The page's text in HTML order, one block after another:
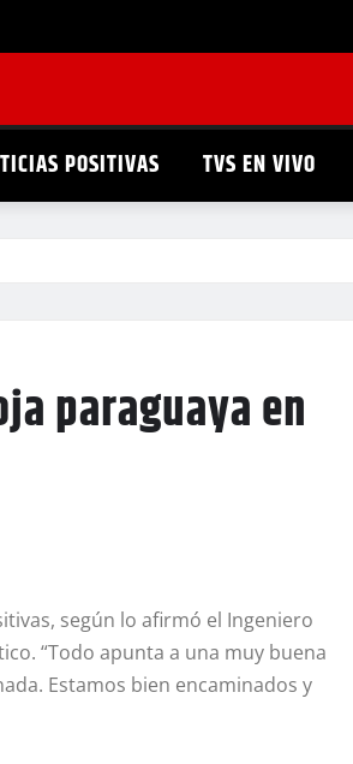
POSITIVAS TVS EN VIVO
paraguaya en
según lo afirmó el Ingeniero
“Todo apunta a una muy buena
Estamos bien encaminados y